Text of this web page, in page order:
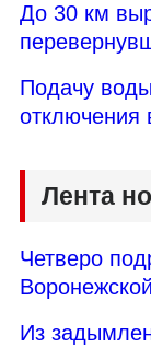
До 30 км
Подачу
отключения
Лента
Четверо
Из